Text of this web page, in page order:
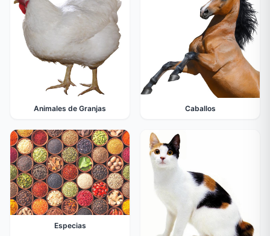
Animales de Granjas Caballos
Especias